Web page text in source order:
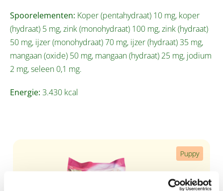
Spoorelementen: Koper (pentahydraat) 10 mg, koper
(hydraat) 5 mg, zink (monohydraat) 100 mg, zink (hydraat)
50 mg, ijzer (monohydraat) 70 mg, ijzer (hydraat) 35 mg,
mangaan (oxide) 50 mg, mangaan (hydraat) 25 mg, jodium
2 mg, seleen 0,1 mg.
Energie: 3.430 kcal
Puppy